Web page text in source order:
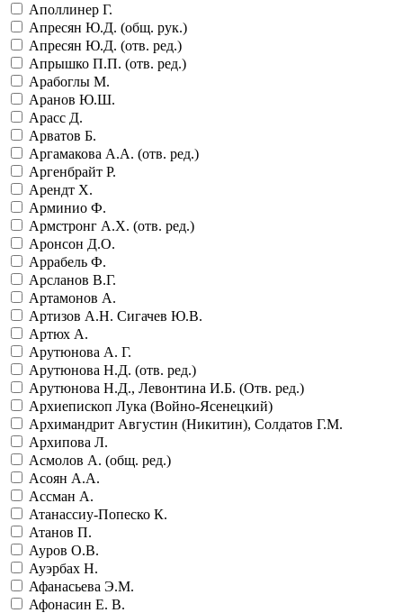
Аполлинер Г.
Апресян Ю.Д. (общ. рук.)
Апресян Ю.Д. (отв. ред.)
Апрышко П.П. (отв. ред.)
Арабоглы М.
Аранов Ю.Ш.
Арасс Д.
Арватов Б.
Аргамакова А.А. (отв. ред.)
Аргенбрайт Р.
Арендт Х.
Арминио Ф.
Армстронг А.Х. (отв. ред.)
Аронсон Д.О.
Аррабель Ф.
Арсланов В.Г.
Артамонов А.
Артизов А.Н. Сигачев Ю.В.
Артюх А.
Арутюнова А. Г.
Арутюнова Н.Д. (отв. ред.)
Арутюнова Н.Д., Левонтина И.Б. (Отв. ред.)
Архиепископ Лука (Войно-Ясенецкий)
Архимандрит Августин (Никитин), Солдатов Г.М.
Архипова Л.
Асмолов А. (общ. ред.)
Асоян А.А.
Ассман А.
Атанассиу-Попеско К.
Атанов П.
Ауров О.В.
Ауэрбах Н.
Афанасьева Э.М.
Афонасин Е. В.